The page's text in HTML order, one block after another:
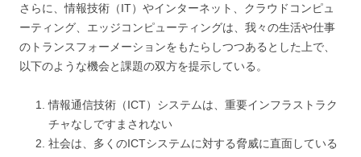
さらに、情報技術（IT）やインターネット、クラウドコンピュ
ーティング、エッジコンピューティングは、我々の生活や仕事
のトランスフォーメーションをもたらしつつあるとした上で、
以下のような機会と課題の双方を提示している。
情報通信技術（ICT）システムは、重要インフラストラク
チャなしですまされない
社会は、多くのICTシステムに対する脅威に直面している